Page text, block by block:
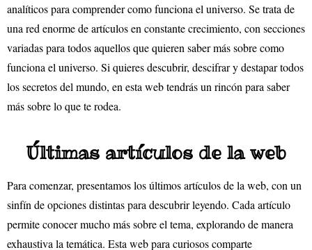
analíticos para comprender como funciona el universo. Se trata de
una red enorme de artículos en constante crecimiento, con secciones
variadas para todos aquellos que quieren saber más sobre como
funciona el universo. Si quieres descubrir, descifrar y destapar todos
los secretos del mundo, en esta web tendrás un rincón para saber
más sobre lo que te rodea.
Últimas artículos de la web
Para comenzar, presentamos los últimos artículos de la web, con un
sinfín de opciones distintas para descubrir leyendo. Cada artículo
permite conocer mucho más sobre el tema, explorando de manera
exhaustiva la temática. Esta web para curiosos comparte